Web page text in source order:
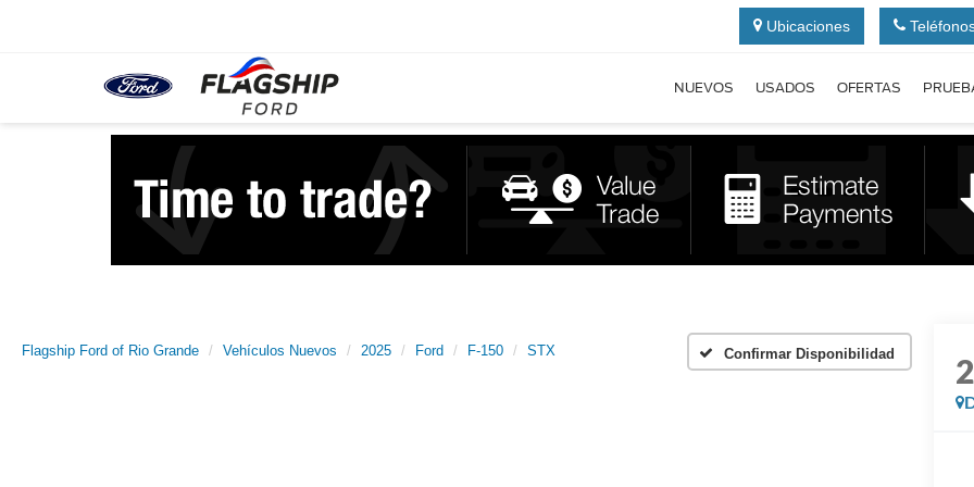
Ubicaciones
NUEVOS USADOS OFERTAS
Flagship Ford of Rio Grande Vehículos Nuevos 2025 Ford F-150 STX Confirmar Disponibilidad